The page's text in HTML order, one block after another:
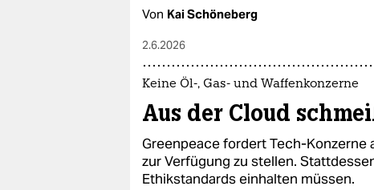
Von Kai Schöneberg
2.6.2026
Keine Öl-, Gas- und Waffenkonzerne
Aus der Cloud
Greenpeace fordert Tech-Konzerne
zur Verfügung zu stellen.
Ethikstandards einhalten müssen.